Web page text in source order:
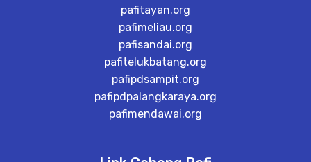
pafitayan.org
pafimeliau.org
pafisandai.org
pafitelukbatang.org
pafipdsampit.org
pafipdpalangkaraya.org
pafimendawai.org